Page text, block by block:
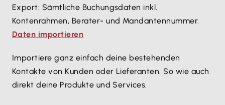
Export: Sämtliche Buchungsdaten inkl.
Kontenrahmen, Berater- und Mandantennummer.
Daten importieren
Importiere ganz einfach deine bestehenden
Kontakte von Kunden oder Lieferanten. So wie auch
direkt deine Produkte und Services.